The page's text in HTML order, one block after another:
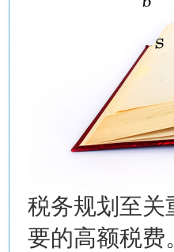
税务规划至关
要的高额税费